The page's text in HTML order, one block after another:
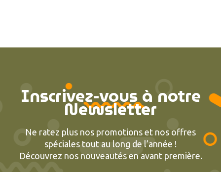
Inscrivez-vous à notre
Newsletter
Ne ratez plus nos promotions et nos offres
spéciales tout au long de l’année !
Découvrez nos nouveautés en avant première.